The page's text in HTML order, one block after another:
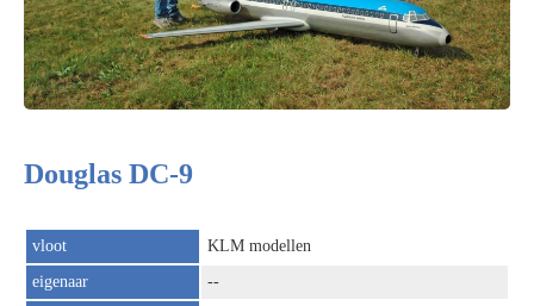
Douglas DC-9
vloot
KLM modellen
eigenaar
--